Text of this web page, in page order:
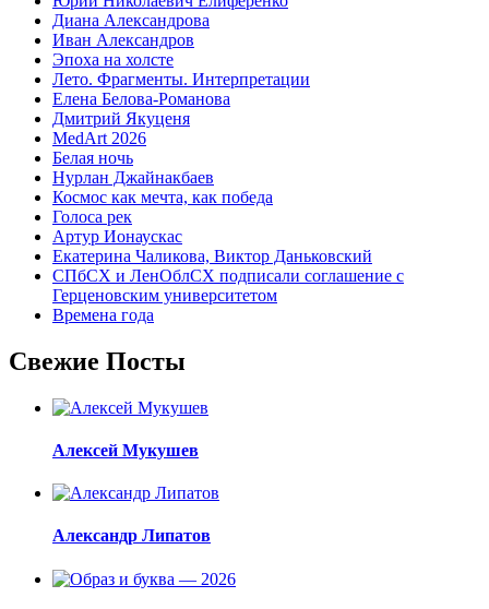
Диана Александрова
Иван Александров
Эпоха на холсте
Лето. Фрагменты. Интерпретации
Елена Белова-Романова
Дмитрий Якуценя
MedArt 2026
Белая ночь
Нурлан Джайнакбаев
Космос как мечта, как победа
Голоса рек
Артур Ионаускас
Екатерина Чаликова, Виктор Даньковский
СПбСХ и ЛенОблСХ подписали соглашение с
Герценовским университетом
Времена года
Свежие Посты
Алексей Мукушев
Александр Липатов